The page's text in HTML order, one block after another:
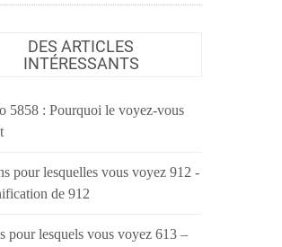
DES ARTICLES
INTÉRESSANTS
5858 : Pourquoi le voyez-vous
pour lesquelles vous voyez 912 -
de 912
pour lesquels vous voyez 613 –